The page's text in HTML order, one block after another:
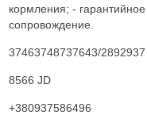
кормления; -
сопровождение.
37463748737643/2892937
8566 JD
+380937586496